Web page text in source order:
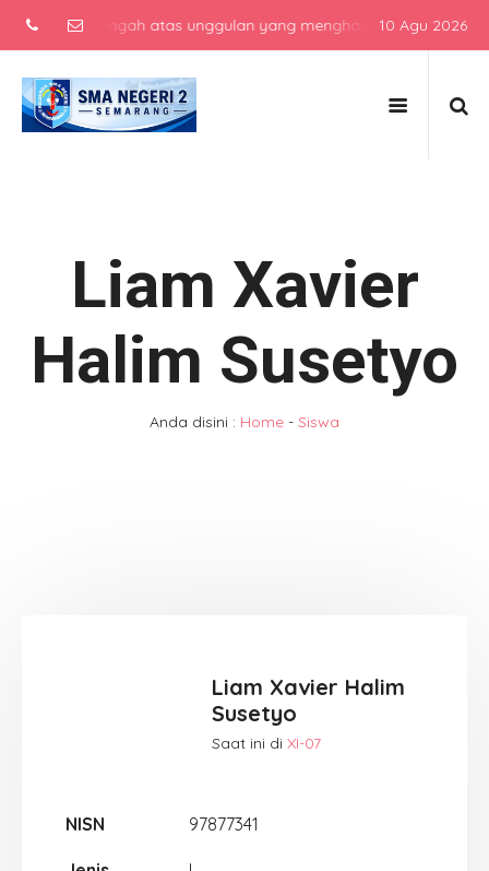
menengah atas unggulan yang menghasilkan lulusan
10 Agu 2026
Liam Xavier
Halim Susetyo
Anda disini : Home - Siswa
Liam Xavier Halim
Susetyo
Saat ini diXI-07
NISN 97877341